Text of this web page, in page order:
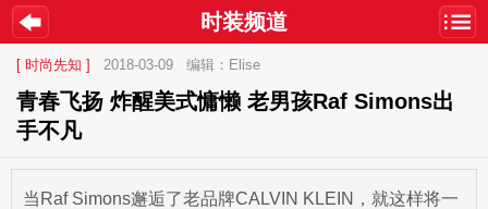
时装频道
[ 时尚先知 ] 2018-03-09 编辑：Elise
青春飞扬 炸醒美式慵懒 老男孩Raf Simons出
手不凡
当Raf Simons邂逅了老品牌CALVIN KLEIN，就这样将一